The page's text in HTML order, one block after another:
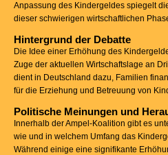
Anpassung des Kindergeldes spiegelt
dieser schwierigen wirtschaftlichen
Hintergrund der Debatte
Die Idee einer Erhöhung des
Zuge der aktuellen Wirtschaftslage an
dient in Deutschland dazu, Familien
für die Erziehung und Betreuung von
Politische Meinungen und
Innerhalb der Ampel-Koalition gibt es
wie und in welchem Umfang das
Während einige eine signifikante